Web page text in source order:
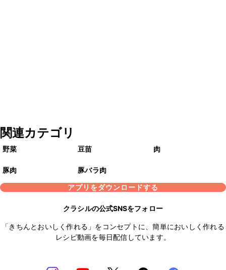
関連カテゴリ
野菜 豆苗 肉
豚肉
豚バラ肉
アプリをダウンロードする
クラシルの公式SNSをフォロー
「きちんとおいしく作れる」をコンセプトに、簡単においしく作れる
レシピ動画を毎日配信しています。